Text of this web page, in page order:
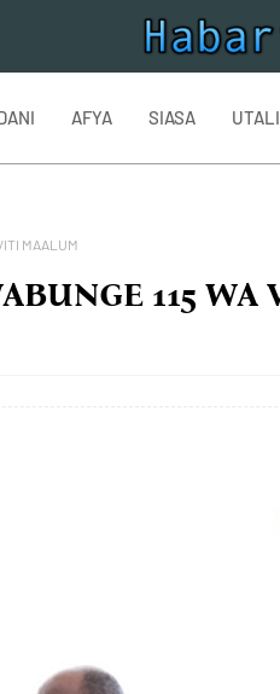
AFYA SIASA
MAALUM
115